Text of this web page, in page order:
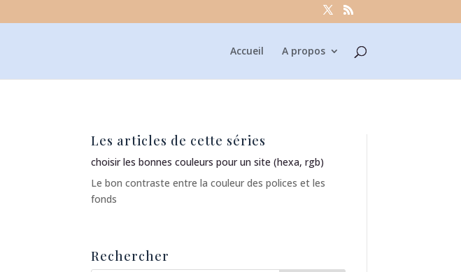
Accueil A propos
Les articles de cette séries
choisir les bonnes couleurs pour un site (hexa, rgb)
Le bon contraste entre la couleur des polices et les
fonds
Rechercher